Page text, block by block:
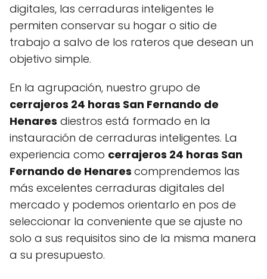
digitales, las cerraduras inteligentes le
permiten conservar su hogar o sitio de
trabajo a salvo de los rateros que desean un
objetivo simple.
En la agrupación, nuestro grupo de
cerrajeros 24 horas San Fernando de
Henares diestros está formado en la
instauración de cerraduras inteligentes. La
experiencia como cerrajeros 24 horas San
Fernando de Henares comprendemos las
más excelentes cerraduras digitales del
mercado y podemos orientarlo en pos de
seleccionar la conveniente que se ajuste no
solo a sus requisitos sino de la misma manera
a su presupuesto.